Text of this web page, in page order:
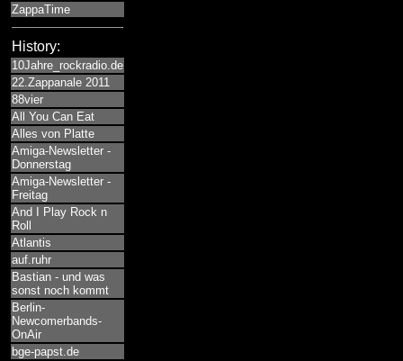
ZappaTime
History:
10Jahre_rockradio.de
22.Zappanale 2011
88vier
All You Can Eat
Alles von Platte
Amiga-Newsletter -
Donnerstag
Amiga-Newsletter -
Freitag
And I Play Rock n
Roll
Atlantis
auf.ruhr
Bastian - und was
sonst noch kommt
Berlin-
Newcomerbands-
OnAir
bge-papst.de